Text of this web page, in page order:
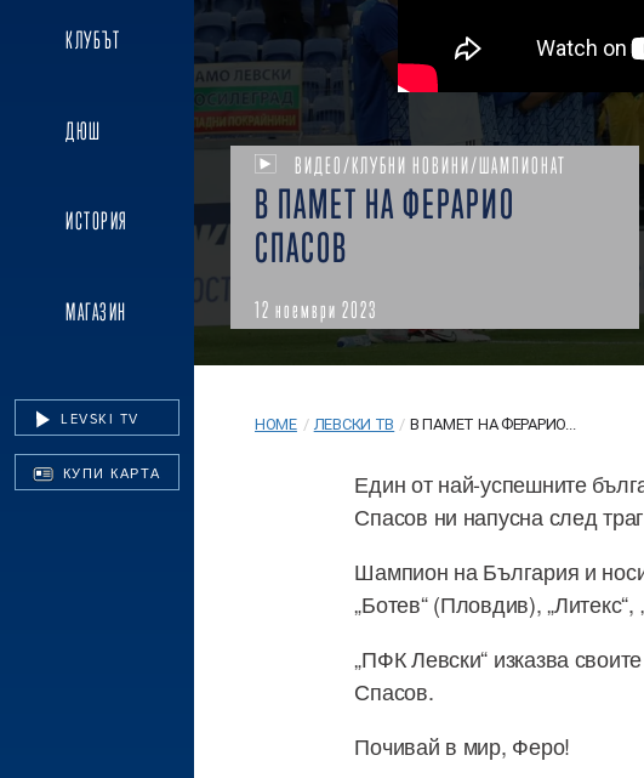
КЛУБЪТ
ДЮШ
ИСТОРИЯ
МАГАЗИН
LEVSKI TV
КУПИ КАРТА
ВИДЕО/КЛУБНИ НОВИНИ/ШАМПИОНАТ
В ПАМЕТ НА ФЕРАРИО
СПАСОВ
12 ноември 2023
HOME / ЛЕВСКИ ТВ / В ПАМЕТ НА ФЕРАРИО...
Един от най-успешните
Спасов ни напусна след
Шампион на България и
„Ботев“ (Пловдив),
„ПФК Левски“ изказва
Спасов.
Почивай в мир, Феро!